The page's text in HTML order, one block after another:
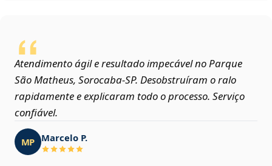
Atendimento ágil e resultado impecável no Parque
São Matheus, Sorocaba‑SP. Desobstruíram o ralo
rapidamente e explicaram todo o processo. Serviço
confiável.
MP Marcelo P.